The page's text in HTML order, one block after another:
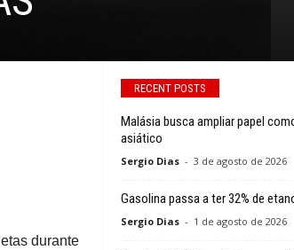
durante
RECENT POSTS
Malásia busca ampliar papel
asiático
Sergio Dias - 3 de agosto de 2026
Gasolina passa a ter 32% de
Sergio Dias - 1 de agosto de 2026